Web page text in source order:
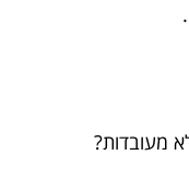
מעובדות?